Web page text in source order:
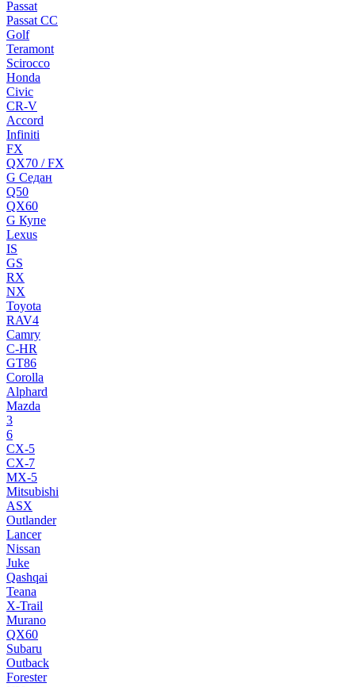
Passat
Passat CC
Golf
Teramont
Scirocco
Honda
Civic
CR-V
Accord
Infiniti
FX
QX70 / FX
G Cедан
Q50
QX60
G Купе
Lexus
IS
GS
RX
NX
Toyota
RAV4
Camry
C-HR
GT86
Corolla
Alphard
Mazda
3
6
CX-5
CX-7
MX-5
Mitsubishi
ASX
Outlander
Lancer
Nissan
Juke
Qashqai
Teana
X-Trail
Murano
QX60
Subaru
Outback
Forester